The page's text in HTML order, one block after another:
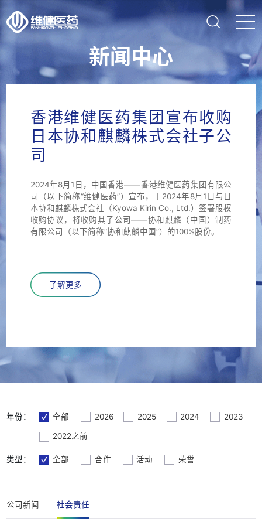
新闻中心
香港维健医药集团宣布收购
日本协和麒麟株式会社子公
司
2024年8月1日，中国香港——香港维健医药集团有限公
司（以下简称“维健医药”）宣布，于2024年8月1日与日
本协和麒麟株式会社（Kyowa Kirin Co., Ltd.）签署股权
收购协议，将收购其子公司——协和麒麟（中国）制药
有限公司（以下简称“协和麒麟中国”）的100%股份。
了解更多
年份： 全部 2026 2025 2024 2023
2022之前
类型： 全部 合作 活动 荣誉
公司新闻 社会责任